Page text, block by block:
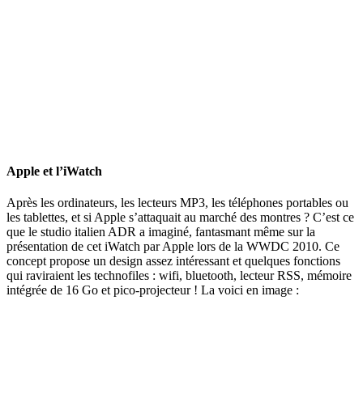
Apple et l’iWatch
Après les ordinateurs, les lecteurs MP3, les téléphones portables ou
les tablettes, et si Apple s’attaquait au marché des montres ? C’est ce
que le studio italien ADR a imaginé, fantasmant même sur la
présentation de cet iWatch par Apple lors de la WWDC 2010. Ce
concept propose un design assez intéressant et quelques fonctions
qui raviraient les technofiles : wifi, bluetooth, lecteur RSS, mémoire
intégrée de 16 Go et pico-projecteur ! La voici en image :